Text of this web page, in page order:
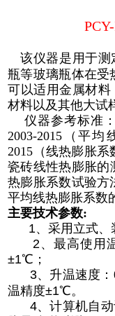
PCY-III-
该仪器是用于测
瓶等玻璃瓶体在受
可以适用金属材
材料以及其他大试
仪器参考标准：
2003-2015（平均
2015（线热膨胀系
瓷砖线性热膨胀的
热膨胀系数试验方
平均线热膨胀系数
主要技术参数:
1、采用立式、
2、最高使用温
±1℃；
3、升温速度：
温精度±1℃。
4、计算机自动